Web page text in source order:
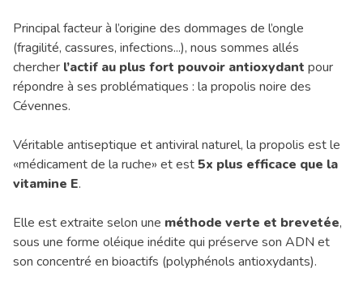
Principal facteur à l’origine des dommages de l’ongle
(fragilité, cassures, infections...), nous sommes allés
chercher l’actif au plus fort pouvoir antioxydant pour
répondre à ses problématiques : la propolis noire des
Cévennes.
Véritable antiseptique et antiviral naturel, la propolis est le
«médicament de la ruche» et est 5x plus efficace que la
vitamine E.
Elle est extraite selon une méthode verte et brevetée,
sous une forme oléique inédite qui préserve son ADN et
son concentré en bioactifs (polyphénols antioxydants).